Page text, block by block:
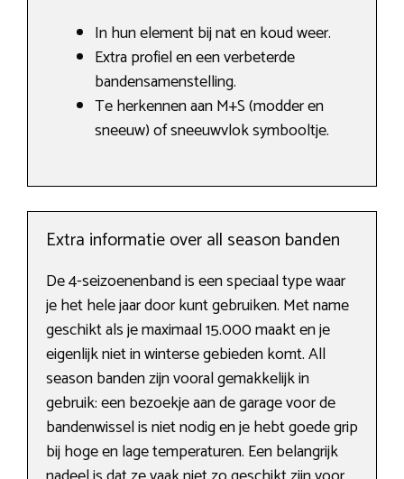
In hun element bij nat en koud weer.
Extra profiel en een verbeterde
bandensamenstelling.
Te herkennen aan M+S (modder en
sneeuw) of sneeuwvlok symbooltje.
Extra informatie over all season banden
De 4-seizoenenband is een speciaal type waar
je het hele jaar door kunt gebruiken. Met name
geschikt als je maximaal 15.000 maakt en je
eigenlijk niet in winterse gebieden komt. All
season banden zijn vooral gemakkelijk in
gebruik: een bezoekje aan de garage voor de
bandenwissel is niet nodig en je hebt goede grip
bij hoge en lage temperaturen. Een belangrijk